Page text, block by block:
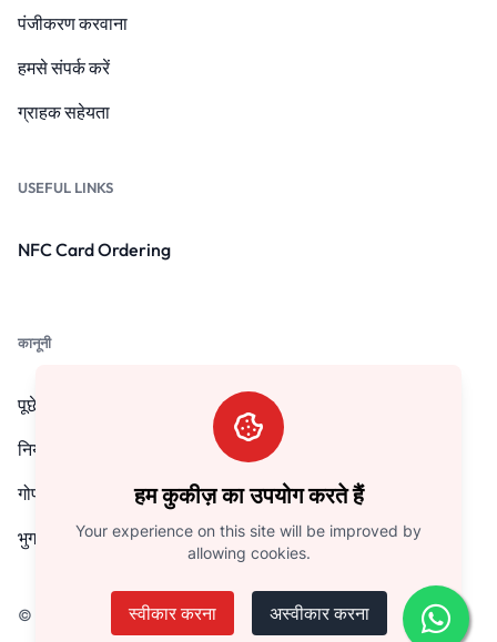
हम कुकीज़ का उपयोग करते हैं
Your experience on this site will be improved by
allowing cookies.
स्वीकार करना अस्वीकार करना
पंजीकरण करवाना
हमसे संपर्क करें
ग्राहक सहेयता
USEFUL LINKS
NFC Card Ordering
कानूनी
पूछे जाने वाले प्रश्न
नियम और शर्तें
गोपनीयता नीति
भुगतान वापसी की नीति
© कॉपीराइट 2026. सभी अधिकारों द्वारा सुरक्षित ILOVEUDIGITAL.